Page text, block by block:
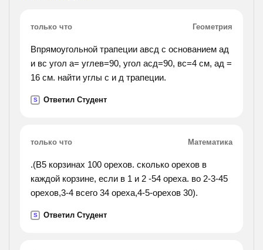
только что Геометрия
Впрямоугольной трапеции авсд с основанием ад
и вс угол а= углев=90, угол асд=90, вс=4 см, ад =
16 см. найти углы с и д трапеции.
S Ответил Студент
только что Математика
.(В5 корзинах 100 орехов. сколько орехов в
каждой корзине, если в 1 и 2 -54 ореха. во 2-3-45
орехов,3-4 всего 34 ореха,4-5-орехов 30).
S Ответил Студент